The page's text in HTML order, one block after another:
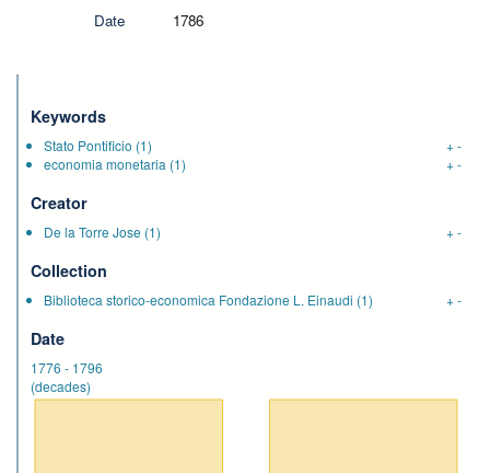
Date
1786
Keywords
Stato Pontificio (1) +-
economia monetaria (1) +-
Creator
De la Torre Jose (1) +-
Collection
Biblioteca storico-economica Fondazione L. Einaudi (1) +-
Date
1776 - 1796
(decades)